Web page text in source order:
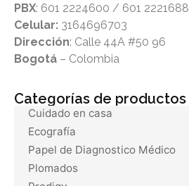
PBX: 601 2224600 / 601 2221688
Celular: 3164696703
Dirección: Calle 44A #50 96
Bogotá – Colombia
Categorías de productos
Cuidado en casa
Ecografía
Papel de Diagnostico Médico
Plomados